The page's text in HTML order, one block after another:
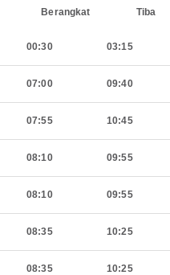
Berangkat Tiba
00:30 03:15
07:00 09:40
07:55 10:45
08:10 09:55
08:10 09:55
08:35 10:25
08:35 10:25